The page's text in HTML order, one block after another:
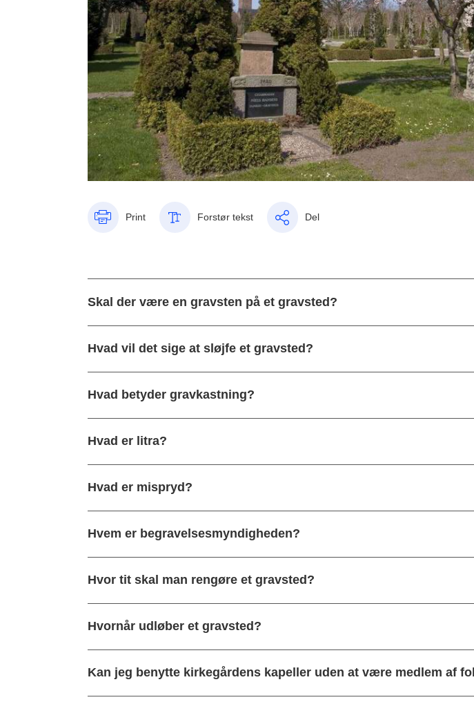
Print Forstør tekst Del
Skal der være en gravsten på et gravsted?
Hvad vil det sige at sløjfe et gravsted?
Hvad betyder gravkastning?
Hvad er litra?
Hvad er mispryd?
Hvem er begravelsesmyndigheden?
Hvor tit skal man rengøre et gravsted?
Hvornår udløber et gravsted?
Kan jeg benytte kirkegårdens kapeller uden at være medlem af